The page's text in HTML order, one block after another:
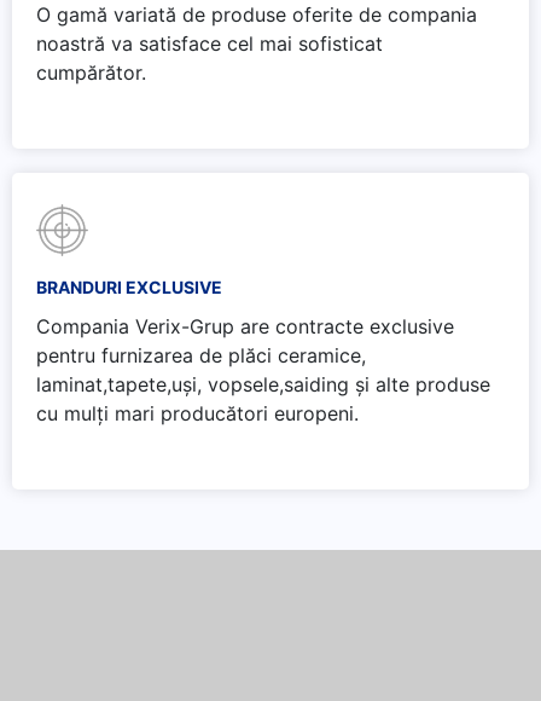
O gamă variată de produse oferite de compania
noastră va satisface cel mai sofisticat
cumpărător.
BRANDURI EXCLUSIVE
Compania Verix-Grup are contracte exclusive
pentru furnizarea de plăci ceramice,
laminat,tapete,uși, vopsele,saiding și alte produse
cu mulți mari producători europeni.